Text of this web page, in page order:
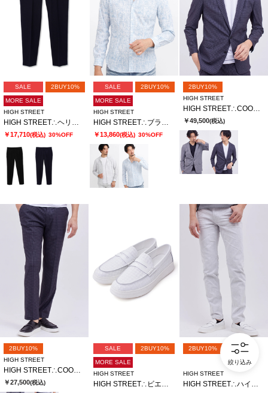
SALE 2BUY10%
MORE SALE
HIGH STREET
￥17,710(税込) 30%OFF
SALE 2BUY10%
MORE SALE
HIGH STREET
￥13,860(税込) 30%OFF
2BUY10%
HIGH STREET
HIGH STREET∴COOL EFFECTサマーツイードプリントジャケット
￥49,500(税込)
2BUY10%
HIGH STREET
HIGH STREET∴COOL EFFECTサマーツイードプリントイージーパンツ
￥27,500(税込)
SALE 2BUY10%
MORE SALE
HIGH STREET
HIGH STREET∴ビエ・ド・プールカタオシドレススニーカー
2BUY10%
HIGH STREET
HIGH STREET∴ハイパワーストレッチスリムテーパードデニム
絞り込み